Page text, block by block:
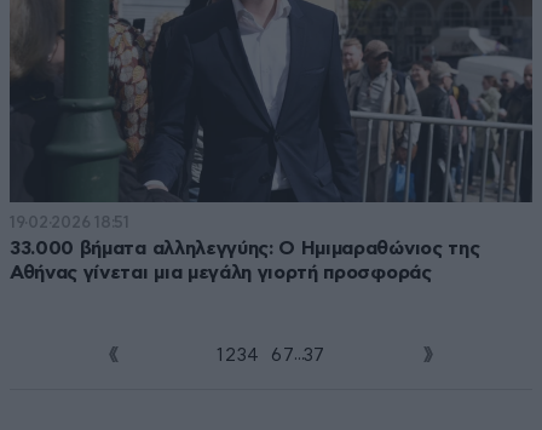
19·02·2026 18:51
33.000 βήματα αλληλεγγύης: Ο Ημιμαραθώνιος της
Αθήνας γίνεται μια μεγάλη γιορτή προσφοράς
1 234 6 7...37